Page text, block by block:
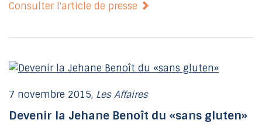
Consulter l'article de presse
7 novembre 2015, Les Affaires
Devenir la Jehane Benoît du «sans gluten»